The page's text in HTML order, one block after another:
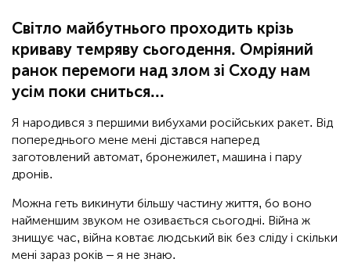
Світло майбутнього проходить крізь
криваву темряву сьогодення. Омріяний
ранок перемоги над злом зі Сходу нам
усім поки сниться...
Я народився з першими вибухами російських ракет. Від
попереднього мене мені дістався наперед
заготовлений автомат, бронежилет, машина і пару
дронів.
Можна геть викинути більшу частину життя, бо воно
найменшим звуком не озивається сьогодні. Війна ж
знищує час, війна ковтає людський вік без сліду і скільки
мені зараз років – я не знаю.